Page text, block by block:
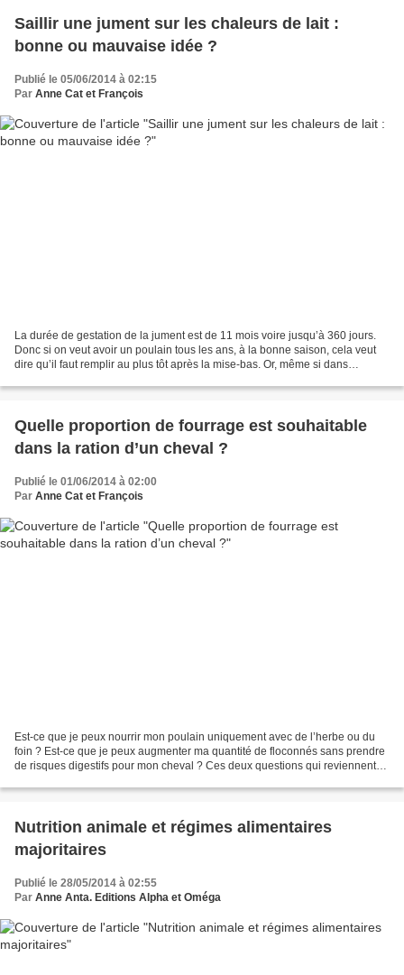
Saillir une jument sur les chaleurs de lait :
bonne ou mauvaise idée ?
Publié le 05/06/2014 à 02:15
Par Anne Cat et François
La durée de gestation de la jument est de 11 mois voire jusqu’à 360 jours.
Donc si on veut avoir un poulain tous les ans, à la bonne saison, cela veut
dire qu’il faut remplir au plus tôt après la mise-bas. Or, même si dans
Quelle proportion de fourrage est souhaitable
dans la ration d’un cheval ?
Publié le 01/06/2014 à 02:00
Par Anne Cat et François
Est-ce que je peux nourrir mon poulain uniquement avec de l’herbe ou du
foin ? Est-ce que je peux augmenter ma quantité de floconnés sans prendre
de risques digestifs pour mon cheval ? Ces deux questions qui reviennent
Nutrition animale et régimes alimentaires
majoritaires
Publié le 28/05/2014 à 02:55
Par Anne Anta. Editions Alpha et Oméga